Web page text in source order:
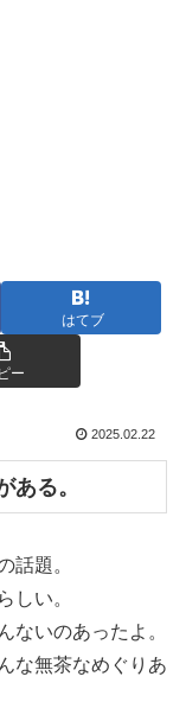
はてブ
ー
2025.02.22
ある。
話題。
い。
ないのあったよ。
な無茶なめぐりあ